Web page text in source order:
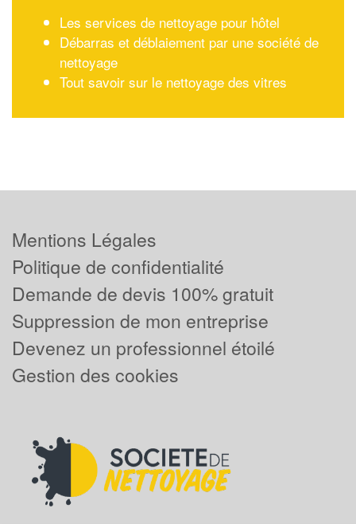
Les services de nettoyage pour hôtel
Débarras et déblaiement par une société de
nettoyage
Tout savoir sur le nettoyage des vitres
Mentions Légales
Politique de confidentialité
Demande de devis 100% gratuit
Suppression de mon entreprise
Devenez un professionnel étoilé
Gestion des cookies